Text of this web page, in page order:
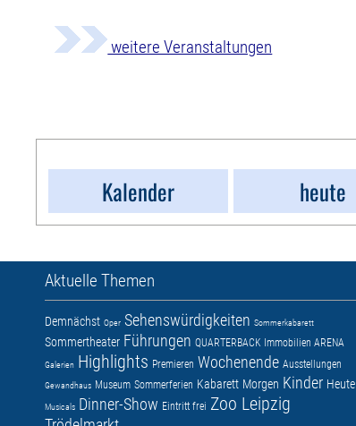
weitere Veranstaltungen
Kalender
heute
Aktuelle Themen
Demnächst Oper Sehenswürdigkeiten Sommerkabarett
Sommertheater Führungen QUARTERBACK Immobilien ARENA
Galerien Highlights Premieren Wochenende Ausstellungen
Gewandhaus Museum Sommerferien Kabarett Morgen Kinder Heute
Musicals Dinner-Show Eintritt frei Zoo Leipzig